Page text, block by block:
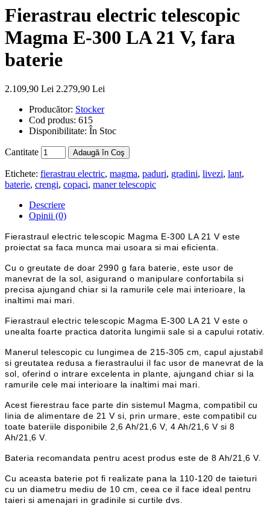
Fierastrau electric telescopic
Magma E-300 LA 21 V, fara
baterie
2.109,90 Lei 2.279,90 Lei
Producător: Stocker
Cod produs: 615
Disponibilitate: În Stoc
Cantitate Adaugă în Coş
Etichete: fierastrau electric, magma, paduri, gradini, livezi, lant,
baterie, crengi, copaci, maner telescopic
Descriere
Opinii (0)
Fierastraul electric telescopic Magma E-300 LA 21 V este
proiectat sa faca munca mai usoara si mai eficienta.
Cu o greutate de doar 2990 g fara baterie, este usor de
manevrat de la sol, asigurand o manipulare confortabila si
precisa ajungand chiar si la ramurile cele mai interioare, la
inaltimi mai mari.
Fierastraul electric telescopic Magma E-300 LA 21 V este o
unealta foarte practica datorita lungimii sale si a capului rotativ.
Manerul telescopic cu lungimea de 215-305 cm, capul ajustabil
si greutatea redusa a fierastraului il fac usor de manevrat de la
sol, oferind o intrare excelenta in plante, ajungand chiar si la
ramurile cele mai interioare la inaltimi mai mari.
Acest fierestrau face parte din sistemul Magma, compatibil cu
linia de alimentare de 21 V si, prin urmare, este compatibil cu
toate bateriile disponibile 2,6 Ah/21,6 V, 4 Ah/21,6 V si 8
Ah/21,6 V.
Bateria recomandata pentru acest produs este de 8 Ah/21,6 V.
Cu aceasta baterie pot fi realizate pana la 110-120 de taieturi
cu un diametru mediu de 10 cm, ceea ce il face ideal pentru
taieri si amenajari in gradinile si curtile dvs.